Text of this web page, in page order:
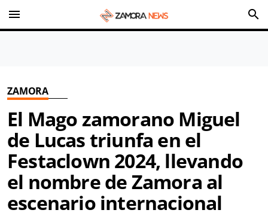
menu search
ZAMORA
El Mago zamorano Miguel
de Lucas triunfa en el
Festaclown 2024, llevando
el nombre de Zamora al
escenario internacional